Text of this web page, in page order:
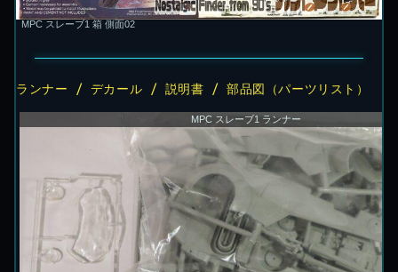
MPC スレーブ1 箱 側面02
ランナー / デカール / 説明書 / 部品図（パーツリスト）
MPC スレーブ1 ランナー